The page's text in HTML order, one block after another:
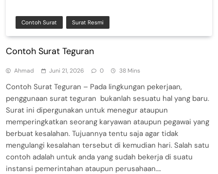
Contoh Surat Surat Resmi
Contoh Surat Teguran
Ahmad Juni 21, 2026 0 38 Mins
Contoh Surat Teguran – Pada lingkungan pekerjaan,
penggunaan surat teguran bukanlah sesuatu hal yang baru.
Surat ini dipergunakan untuk menegur ataupun
memperingkatkan seorang karyawan ataupun pegawai yang
berbuat kesalahan. Tujuannya tentu saja agar tidak
mengulangi kesalahan tersebut di kemudian hari. Salah satu
contoh adalah untuk anda yang sudah bekerja di suatu
instansi pemerintahan ataupun perusahaan….